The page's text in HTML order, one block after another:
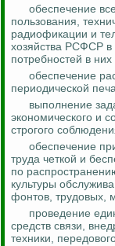
обеспечение
пользования,
радиофикации и
хозяйства РСФСР в
потребностей в
обеспечение
периодической
выполнение
экономического и
строгого
обеспечение
труда четкой и
по
культуры
фонтов, трудовых,
проведение
средств связи,
техники,